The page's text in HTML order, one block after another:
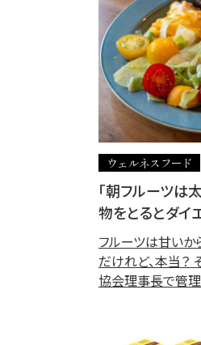
ウェルネスフード
「朝フルーツは
物をとるとダイ
フルーツは甘いか
だけれど、本当？
協会理事長で管